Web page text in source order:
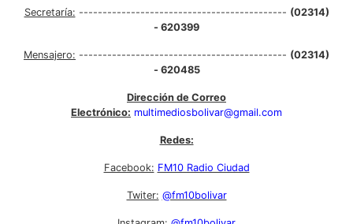
Secretaría: -------------------------------------------- (02314)
- 620399
Mensajero: -------------------------------------------- (02314)
- 620485
Dirección de Correo
Electrónico: multimediosbolivar@gmail.com
Redes:
Facebook: FM10 Radio Ciudad
Twiter: @fm10bolivar